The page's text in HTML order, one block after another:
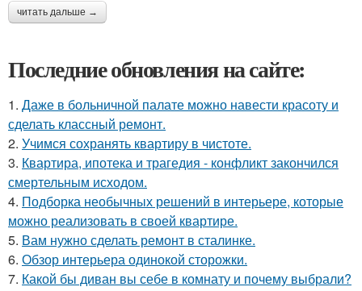
читать дальше →
Последние обновления на сайте:
1. Даже в больничной палате можно навести красоту и
сделать классный ремонт.
2. Учимся сохранять квартиру в чистоте.
3. Квартира, ипотека и трагедия - конфликт закончился
смертельным исходом.
4. Подборка необычных решений в интерьере, которые
можно реализовать в своей квартире.
5. Вам нужно сделать ремонт в сталинке.
6. Обзор интерьера одинокой сторожки.
7. Какой бы диван вы себе в комнату и почему выбрали?